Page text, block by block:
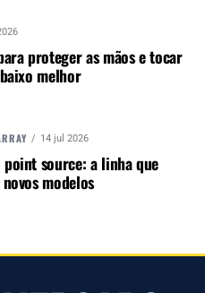
BLACKSTAR NAMM SHOW
Custom Shop SB-1 pelos
proteger as mãos e tocar
melhor
14 jul 2026
point source: a linha que
modelos